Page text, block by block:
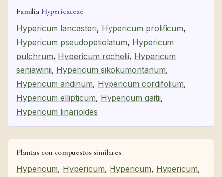
Familia Hypericaceae
Hypericum lancasteri, Hypericum prolificum,
Hypericum pseudopetiolatum, Hypericum
pulchrum, Hypericum rochelii, Hypericum
seniawinii, Hypericum sikokumontanum,
Hypericum andinum, Hypericum cordifolium,
Hypericum ellipticum, Hypericum gaitii,
Hypericum linarioides
Plantas con compuestos similares
Hypericum, Hypericum, Hypericum, Hypericum,